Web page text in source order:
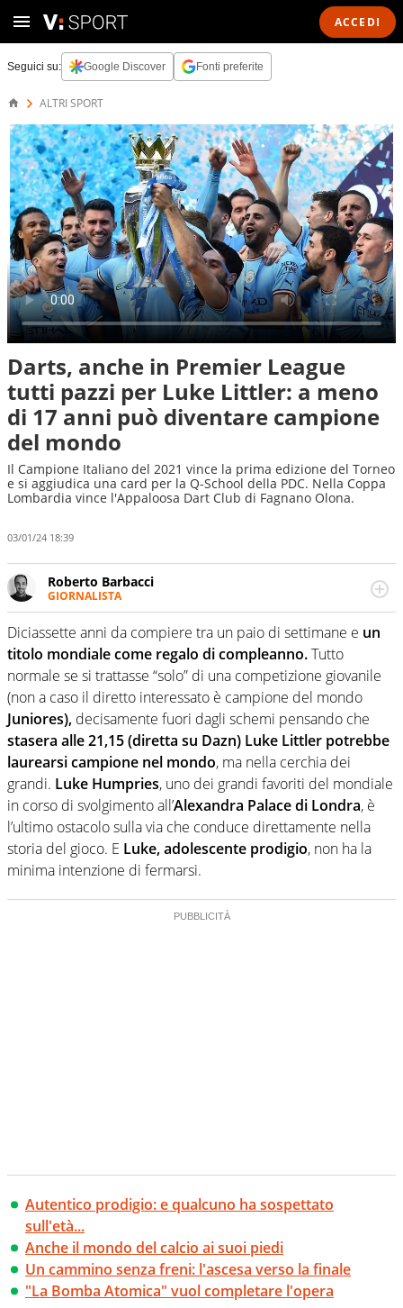
ACCEDI
Seguici su: Google Discover Fonti preferite
ALTRI SPORT
Darts, anche in Premier League
tutti pazzi per Luke Littler: a meno
di 17 anni può diventare campione
del mondo
Il Campione Italiano del 2021 vince la prima edizione del Torneo
e si aggiudica una card per la Q-School della PDC. Nella Coppa
Lombardia vince l'Appaloosa Dart Club di Fagnano Olona.
03/01/24 18:39
Roberto Barbacci
GIORNALISTA
Giornalista (pubblicista) sportivo a tutto campo, è il
tuttologo di Virgilio Sport. Provate a chiedergli di boxe, di
scherma, di volley o di curling: ve ne farà innamorare
Diciassette anni da compiere tra un paio di settimane e un
titolo mondiale come regalo di compleanno.Tutto
normale se si trattasse “solo” di una competizione giovanile
(non a caso il diretto interessato è campione del mondo
Juniores), decisamente fuori dagli schemi pensando che
stasera alle 21,15 (diretta su Dazn) Luke Littler potrebbe
laurearsi campione nel mondo, ma nella cerchia dei
grandi. Luke Humpries, uno dei grandi favoriti del mondiale
in corso di svolgimento all’Alexandra Palace di Londra, è
l’ultimo ostacolo sulla via che conduce direttamente nella
storia del gioco. E Luke, adolescente prodigio, non ha la
minima intenzione di fermarsi.
Autentico prodigio: e qualcuno ha sospettato
sull'età...
Anche il mondo del calcio ai suoi piedi
Un cammino senza freni: l'ascesa verso la finale
"La Bomba Atomica" vuol completare l'opera